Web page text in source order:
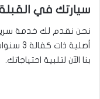
سيارتك في
نحن نقدم لك خدمة
أصلية
بنا الآن لتلبية احتياجاتك.